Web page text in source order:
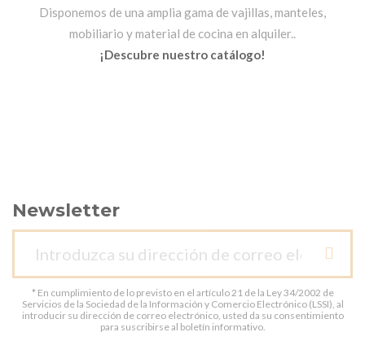
Disponemos de una amplia gama de vajillas, manteles,
mobiliario y material de cocina en alquiler..
¡Descubre nuestro catálogo!
Newsletter
* En cumplimiento de lo previsto en el artículo 21 de la Ley 34/2002 de
Servicios de la Sociedad de la Información y Comercio Electrónico (LSSI), al
introducir su dirección de correo electrónico, usted da su consentimiento
para suscribirse al boletín informativo.